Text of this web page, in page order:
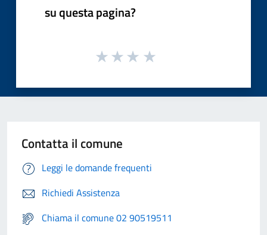
su questa pagina?
Contatta il comune
Leggi le domande frequenti
Richiedi Assistenza
Chiama il comune 02 90519511